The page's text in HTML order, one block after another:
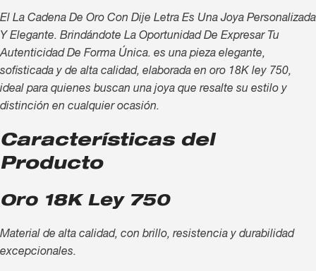
El La Cadena De Oro Con Dije Letra Es Una Joya Personalizada
Y Elegante. Brindándote La Oportunidad De Expresar Tu
Autenticidad De Forma Única. es una pieza elegante,
sofisticada y de alta calidad, elaborada en oro 18K ley 750,
ideal para quienes buscan una joya que resalte su estilo y
distinción en cualquier ocasión.
Características del
Producto
Oro 18K Ley 750
Material de alta calidad, con brillo, resistencia y durabilidad
excepcionales.